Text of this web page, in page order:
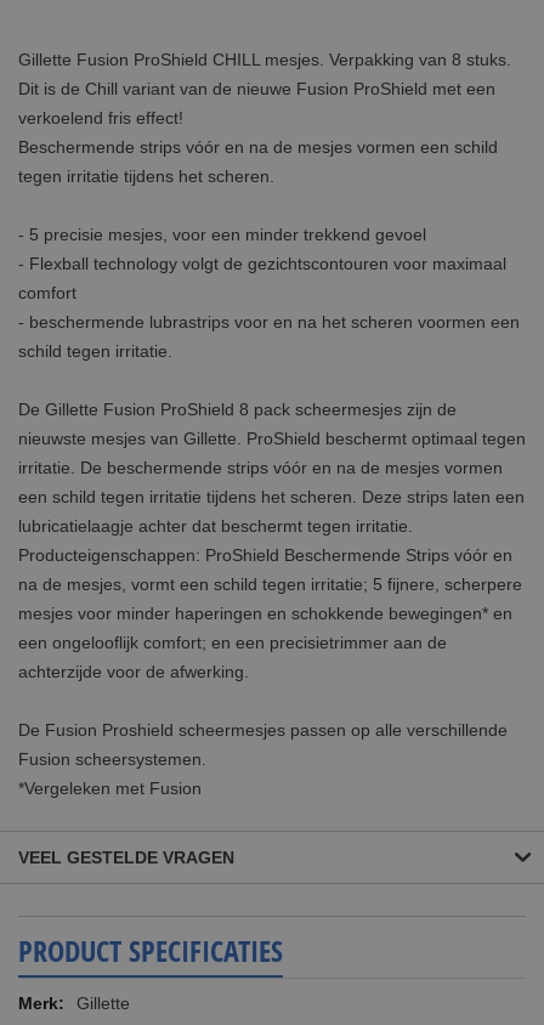
Gillette Fusion ProShield CHILL mesjes. Verpakking van 8 stuks.
Dit is de Chill variant van de nieuwe Fusion ProShield met een
verkoelend fris effect!
Beschermende strips vóór en na de mesjes vormen een schild
tegen irritatie tijdens het scheren.
- 5 precisie mesjes, voor een minder trekkend gevoel
- Flexball technology volgt de gezichtscontouren voor maximaal
comfort
- beschermende lubrastrips voor en na het scheren voormen een
schild tegen irritatie.
De Gillette Fusion ProShield 8 pack scheermesjes zijn de
nieuwste mesjes van Gillette. ProShield beschermt optimaal tegen
irritatie. De beschermende strips vóór en na de mesjes vormen
een schild tegen irritatie tijdens het scheren. Deze strips laten een
lubricatielaagje achter dat beschermt tegen irritatie.
Producteigenschappen: ProShield Beschermende Strips vóór en
na de mesjes, vormt een schild tegen irritatie; 5 fijnere, scherpere
mesjes voor minder haperingen en schokkende bewegingen* en
een ongelooflijk comfort; en een precisietrimmer aan de
achterzijde voor de afwerking.
De Fusion Proshield scheermesjes passen op alle verschillende
Fusion scheersystemen.
*Vergeleken met Fusion
VEEL GESTELDE VRAGEN
PRODUCT SPECIFICATIES
Meer
Gillette